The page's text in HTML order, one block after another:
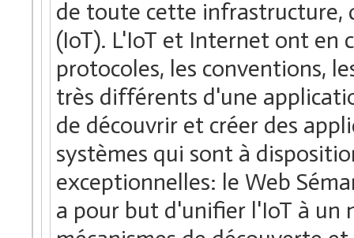
de toute cette infrastructure,
(IoT). L'IoT et Internet ont en
protocoles, les conventions,
très différents d'une
de découvrir et créer des
systèmes qui sont à
exceptionnelles: le Web
a pour but d'unifier l'IoT à un